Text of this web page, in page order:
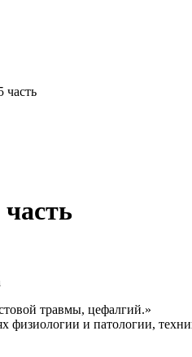
часть
травмы, цефалгий.»
физиологии и патологии,